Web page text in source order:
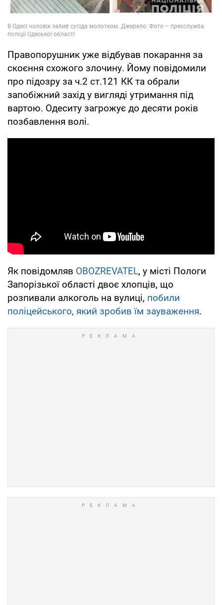
Правопорушник уже відбував покарання за
скоєння схожого злочину. Йому повідомили
про підозру за ч.2 ст.121 КК та обрали
запобіжний захід у вигляді утримання під
вартою. Одеситу загрожує до десяти років
позбавлення волі.
Як повідомляв OBOZREVATEL, у місті Пологи
Запорізької області двоє хлопців, що
розпивали алкоголь на вулиці, побили
поліцейського, який зробив їм зауваження.